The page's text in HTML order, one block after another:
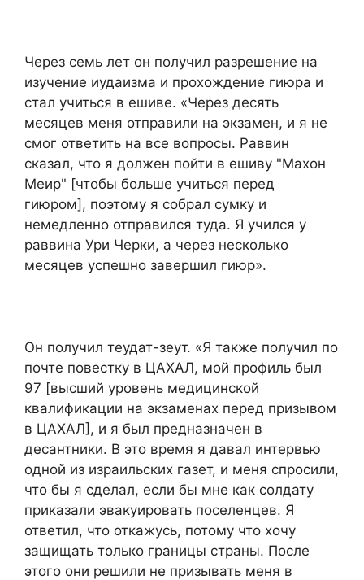
Через семь лет он получил разрешение на
изучение иудаизма и прохождение гиюра и
стал учиться в ешиве. «Через десять
месяцев меня отправили на экзамен, и я не
смог ответить на все вопросы. Раввин
сказал, что я должен пойти в ешиву "Махон
Меир" [чтобы больше учиться перед
гиюром], поэтому я собрал сумку и
немедленно отправился туда. Я учился у
раввина Ури Черки, а через несколько
месяцев успешно завершил гиюр».
Он получил теудат-зеут. «Я также получил по
почте повестку в ЦАХАЛ, мой профиль был
97 [высший уровень медицинской
квалификации на экзаменах перед призывом
в ЦАХАЛ], и я был предназначен в
десантники. В это время я давал интервью
одной из израильских газет, и меня спросили,
что бы я сделал, если бы мне как солдату
приказали эвакуировать поселенцев. Я
ответил, что откажусь, потому что хочу
защищать только границы страны. После
этого они решили не призывать меня в